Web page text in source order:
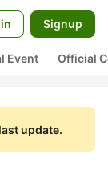
Signup
Event Official
update.